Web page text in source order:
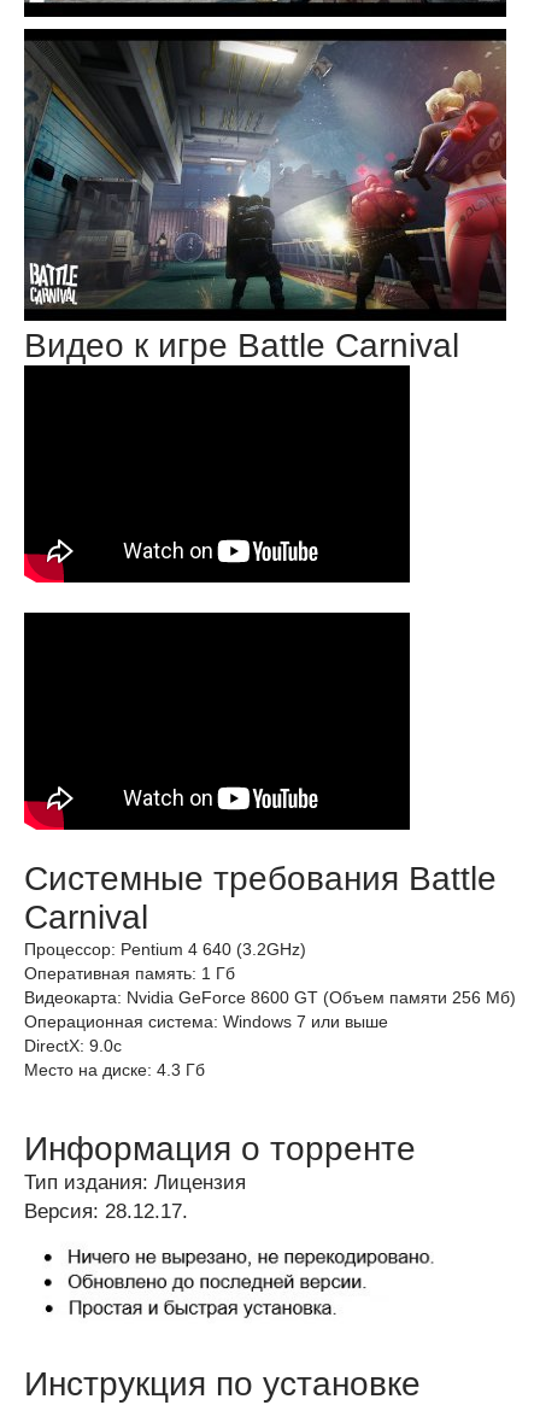
Видео к игре Battle Carnival
Системные требования Battle
Carnival
Процессор: Pentium 4 640 (3.2GHz)
Оперативная память: 1 Гб
Видеокарта: Nvidia GeForce 8600 GT (Объем памяти 256 Мб)
Операционная система: Windows 7 или выше
DirectX: 9.0c
Место на диске: 4.3 Гб
Информация о торренте
Тип издания: Лицензия
Версия: 28.12.17.
Инструкция по установке